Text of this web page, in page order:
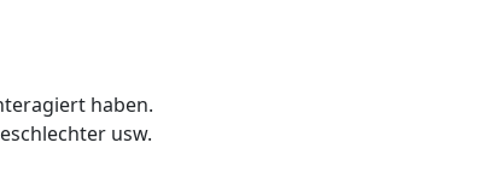
haben.
usw.